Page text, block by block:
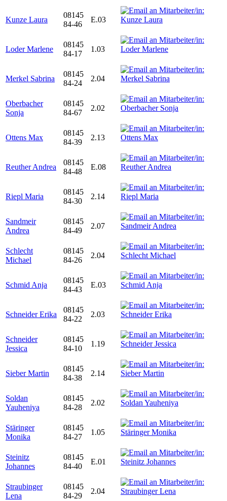
Kunze Laura
08145
84-46
E.03
Loder Marlene
08145
84-17
1.03
Merkel Sabrina
08145
84-24
2.04
Oberbacher
Sonja
08145
84-67
2.02
Ottens Max
08145
84-39
2.13
Reuther Andrea
08145
84-48
E.08
Riepl Maria
08145
84-30
2.14
Sandmeir
Andrea
08145
84-49
2.07
Schlecht
Michael
08145
84-26
2.04
Schmid Anja
08145
84-43
E.03
Schneider Erika
08145
84-22
2.03
Schneider
Jessica
08145
84-10
1.19
Sieber Martin
08145
84-38
2.14
Soldan
Yauheniya
08145
84-28
2.02
Stäringer
Monika
08145
84-27
1.05
Steinitz
Johannes
08145
84-40
E.01
Straubinger
Lena
08145
84-29
2.04